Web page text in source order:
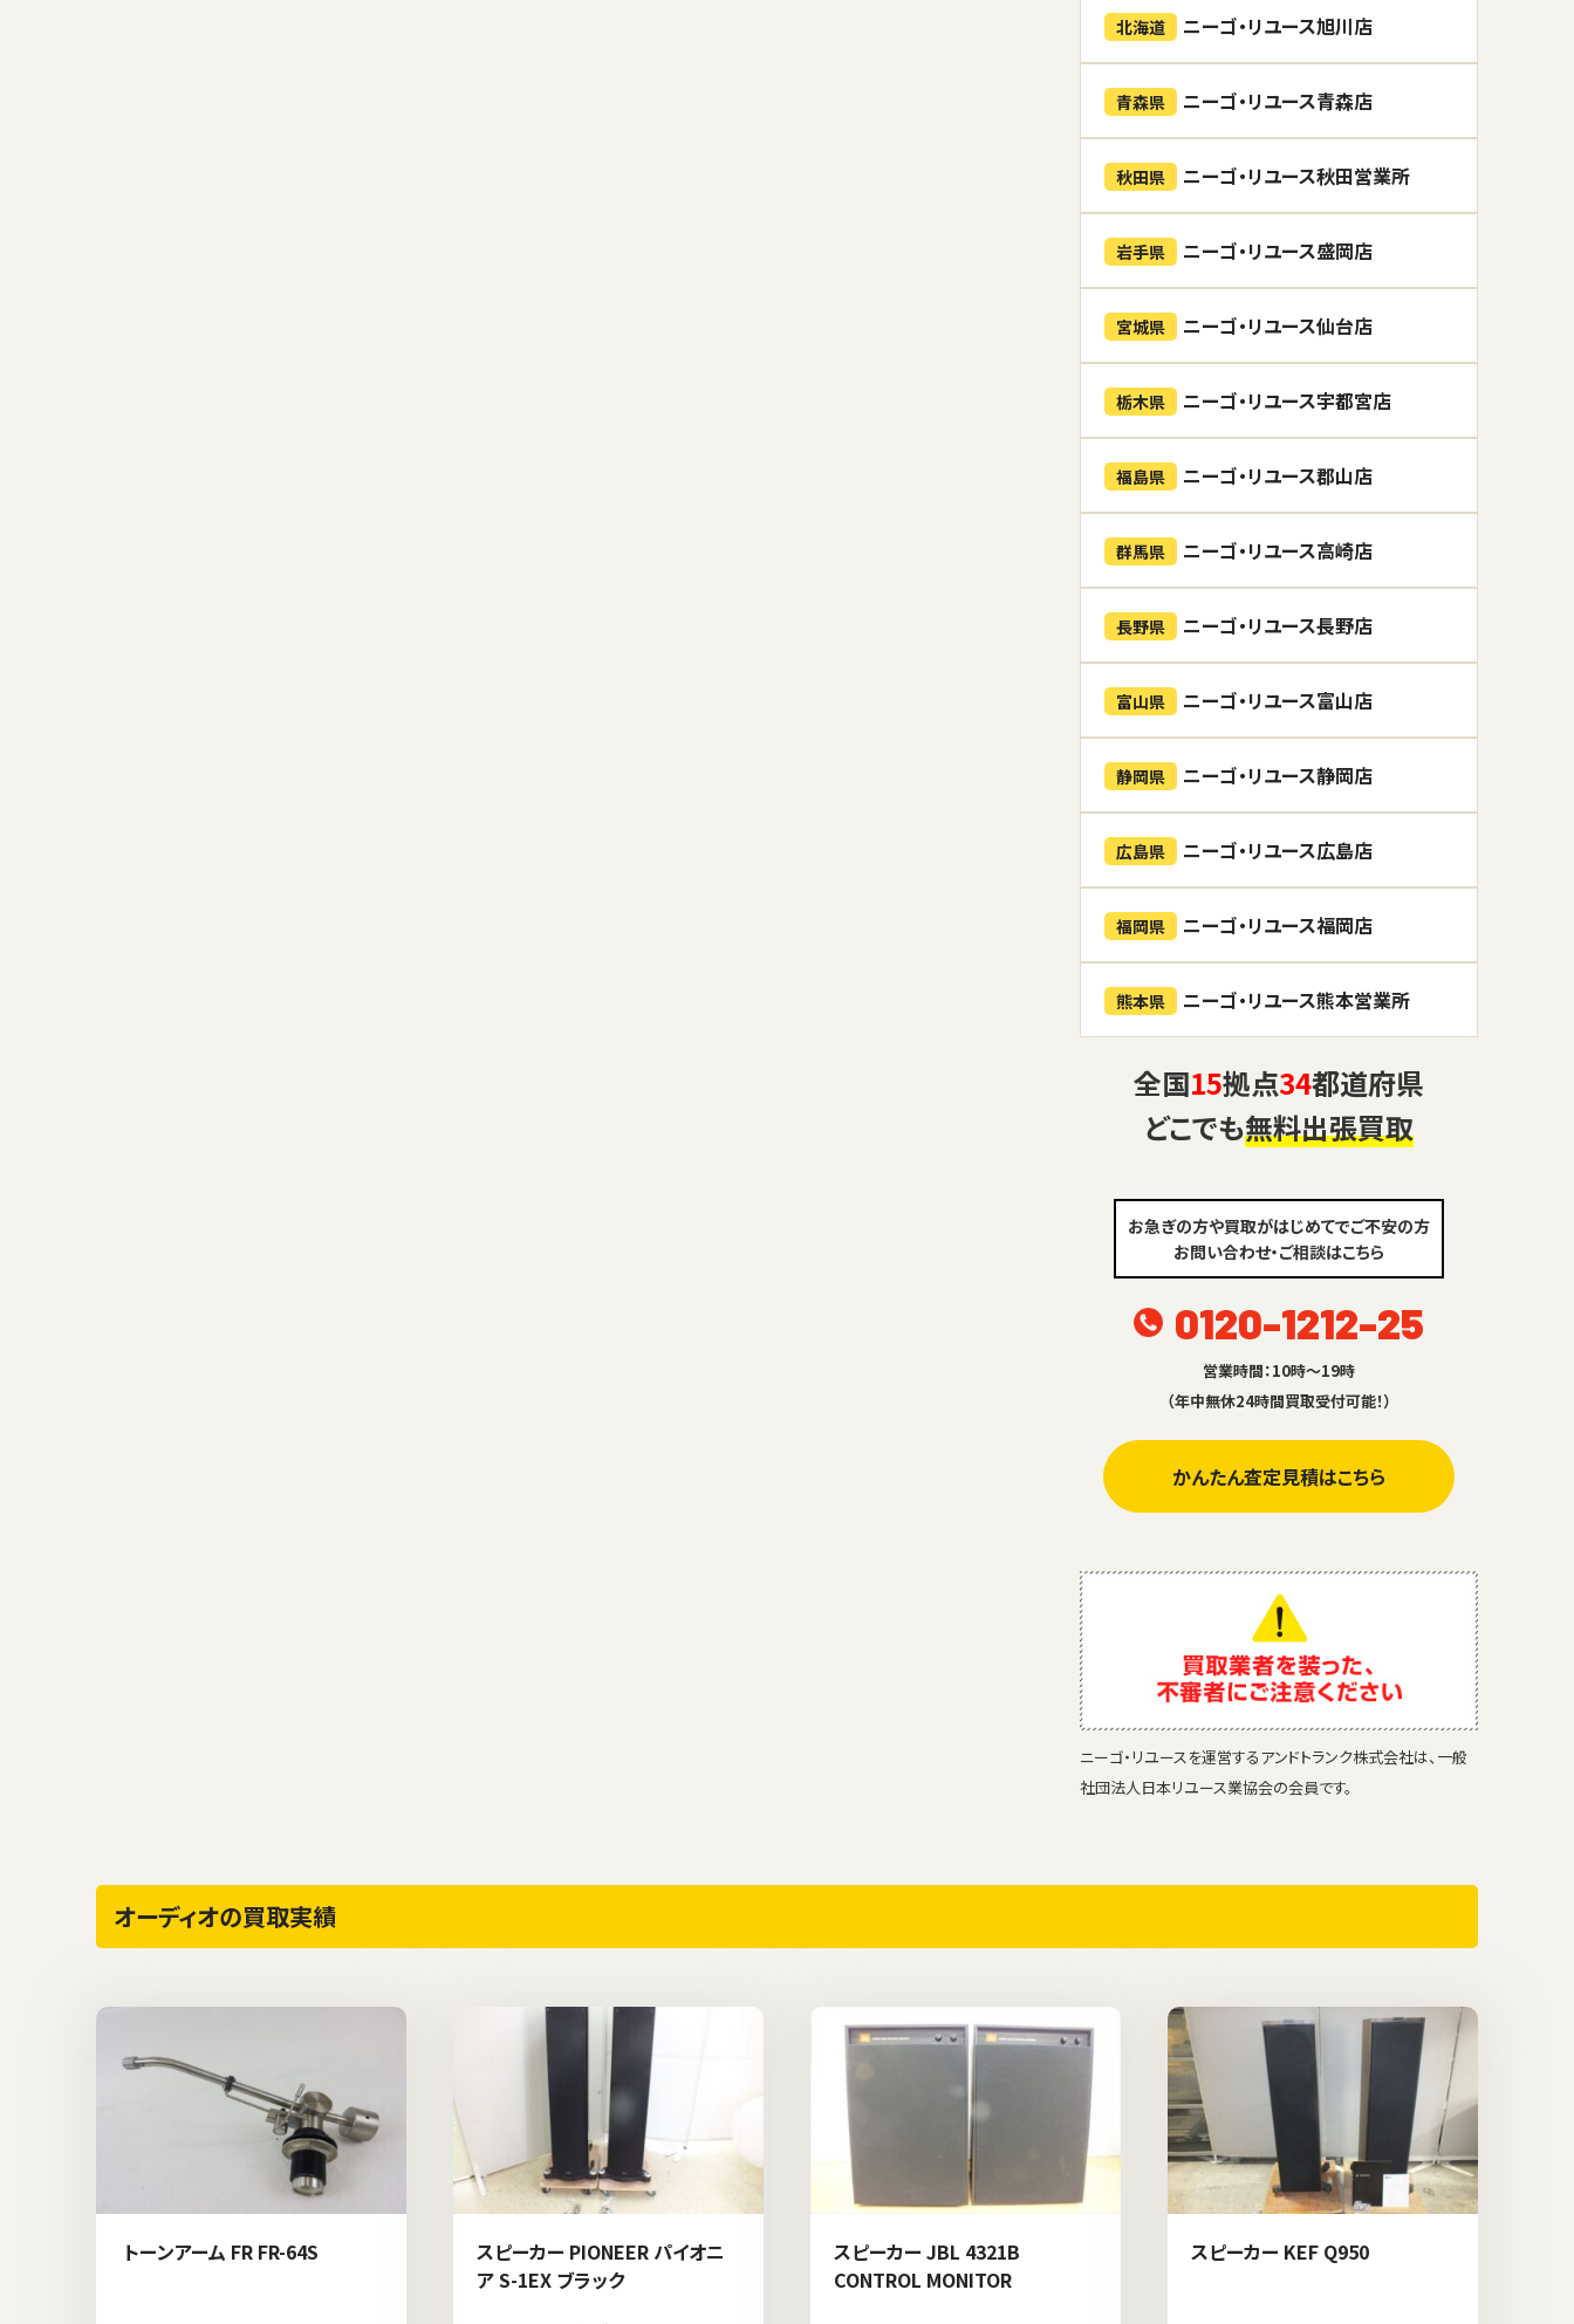
北海道 ニーゴ・リユース旭川店
青森県 ニーゴ・リユース青森店
秋田県 ニーゴ・リユース秋田営業所
岩手県 ニーゴ・リユース盛岡店
宮城県 ニーゴ・リユース仙台店
栃木県 ニーゴ・リユース宇都宮店
福島県 ニーゴ・リユース郡山店
群馬県 ニーゴ・リユース高崎店
長野県 ニーゴ・リユース長野店
富山県 ニーゴ・リユース富山店
静岡県 ニーゴ・リユース静岡店
広島県 ニーゴ・リユース広島店
福岡県 ニーゴ・リユース福岡店
熊本県 ニーゴ・リユース熊本営業所
全国15拠点34都道府県
どこでも無料出張買取
お急ぎの方や買取がはじめてでご不安の方
お問い合わせ・ご相談はこちら
0120-1212-25
営業時間：10時～19時
（年中無休24時間買取受付可能！）
かんたん査定見積はこちら
ニーゴ・リユースを運営するアンドトランク株式会社は、一般
社団法人日本リユース業協会の会員です。
オーディオの買取実績
トーンアーム FR FR-64S
スピーカー PIONEER パイオニ
ア S-1EX ブラック
スピーカー JBL 4321B
CONTROL MONITOR
スピーカー KEF Q950